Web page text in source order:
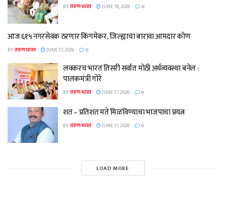
BYतरुण भारत JUNE 18, 2026 0
आज ६१५ नगरसेवक ठरणार किंगमेकर, जिल्ह्याचा बारावा आमदार कोण
BYतरुण भारत JUNE 17, 2026 0
लवकरच भारत तिसरी सर्वात मोठी अर्थव्यवस्था बनेल :
पालकमंत्री गोरे
BYतरुण भारत JUNE 17, 2026 0
शत – प्रतिशत मते मिळविण्याचा भाजपाचा प्रयत्न
BYतरुण भारत JUNE 17, 2026 0
LOAD MORE